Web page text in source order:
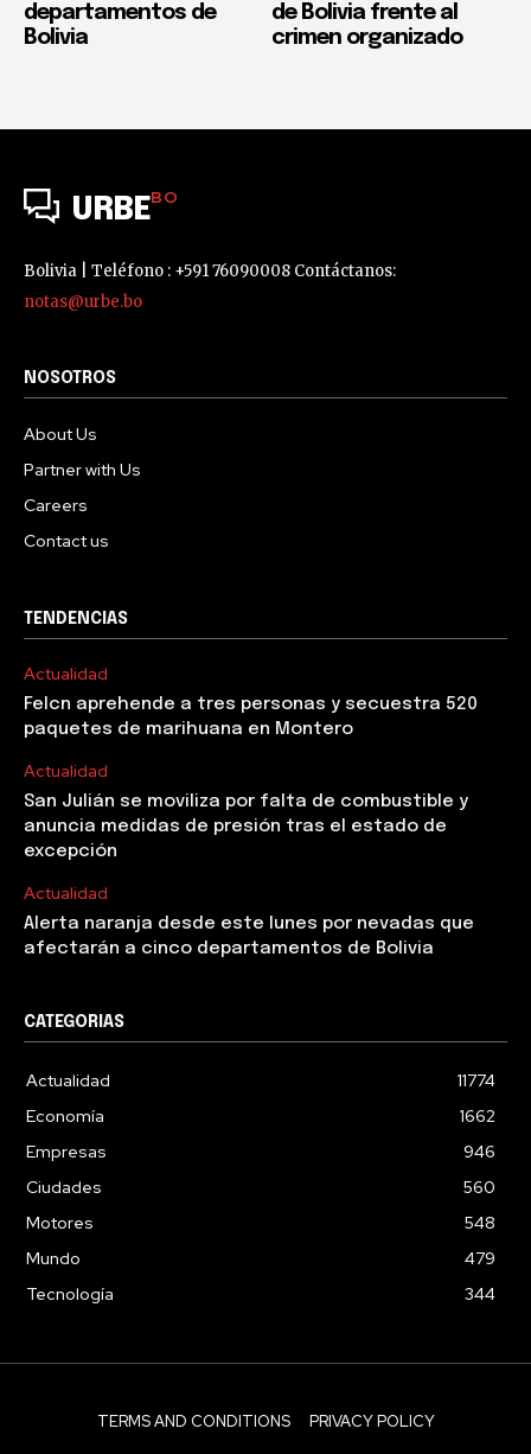
departamentos de
Bolivia
de Bolivia frente al
crimen organizado
URBEBO
Bolivia | Teléfono : +591 76090008 Contáctanos:
notas@urbe.bo
NOSOTROS
About Us
Partner with Us
Careers
Contact us
TENDENCIAS
Actualidad
Felcn aprehende a tres personas y secuestra 520
paquetes de marihuana en Montero
Actualidad
San Julián se moviliza por falta de combustible y
anuncia medidas de presión tras el estado de
excepción
Actualidad
Alerta naranja desde este lunes por nevadas que
afectarán a cinco departamentos de Bolivia
CATEGORIAS
Actualidad
11774
Economía
1662
Empresas
946
Ciudades
560
Motores
548
Mundo
479
Tecnología
344
TERMS AND CONDITIONS PRIVACY POLICY